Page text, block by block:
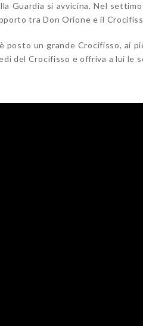
Guardia si avvicina. Nel
tra Don Orione e il
posto un grande Crocifisso, ai
del Crocifisso e offriva a lui le